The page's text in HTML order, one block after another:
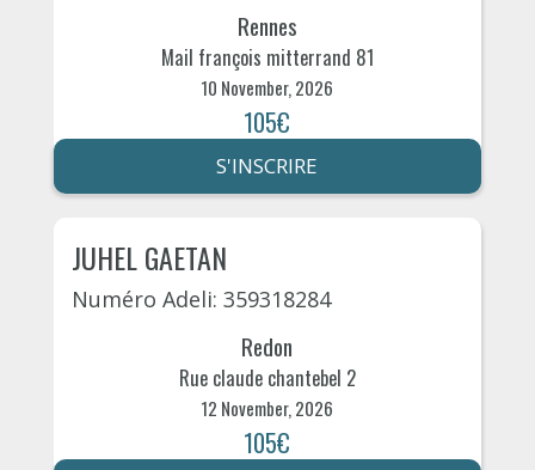
Rennes
Mail françois mitterrand 81
10 November, 2026
105€
S'INSCRIRE
JUHEL GAETAN
Numéro Adeli: 359318284
Redon
Rue claude chantebel 2
12 November, 2026
105€